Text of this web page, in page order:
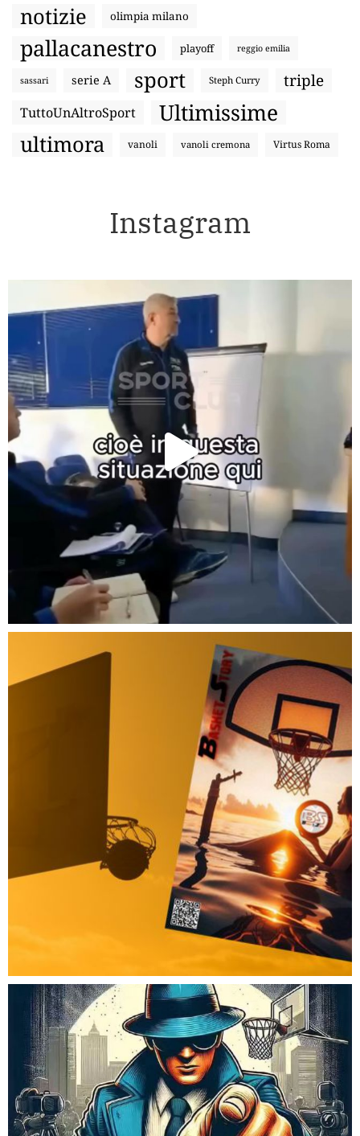
notizie olimpia milano
pallacanestro playoff reggio emilia
sassari serie A sport Steph Curry triple
TuttoUnAltroSport Ultimissime
ultimora vanoli vanoli cremona Virtus Roma
Instagram